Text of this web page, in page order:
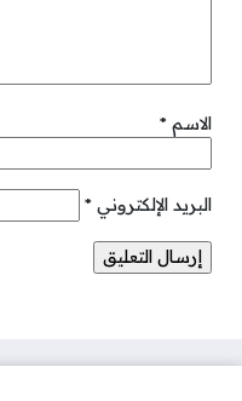
الاسم *
البريد الإلكتروني *